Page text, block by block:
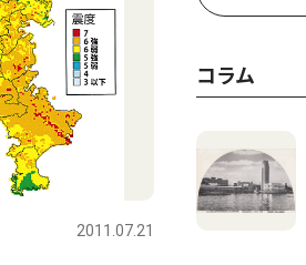
2011.07.21
社会
コラム